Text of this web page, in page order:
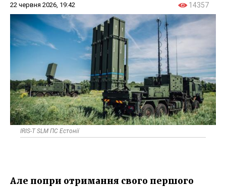
22 червня 2026, 19:42 14357
IRIS-T SLM ПС Естонії
Але попри отримання свого першого